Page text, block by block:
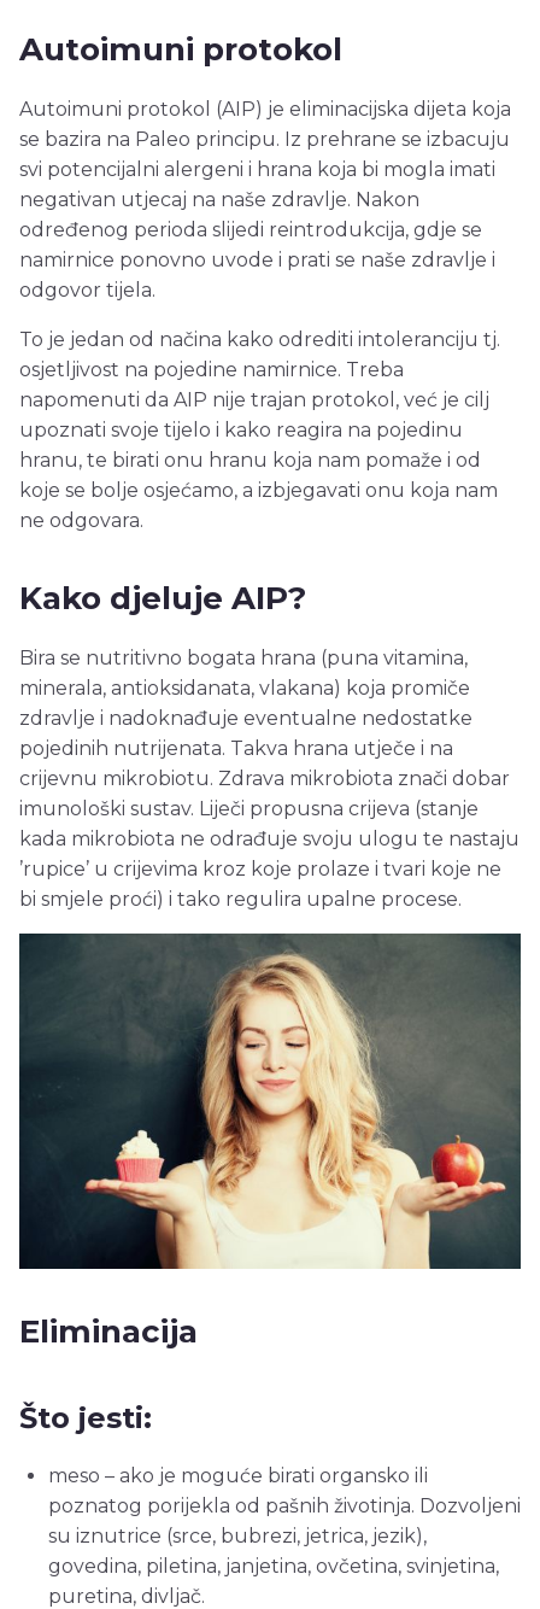
Autoimuni protokol
Autoimuni protokol (AIP) je eliminacijska dijeta koja
se bazira na Paleo principu. Iz prehrane se izbacuju
svi potencijalni alergeni i hrana koja bi mogla imati
negativan utjecaj na naše zdravlje. Nakon
određenog perioda slijedi reintrodukcija, gdje se
namirnice ponovno uvode i prati se naše zdravlje i
odgovor tijela.
To je jedan od načina kako odrediti intoleranciju tj.
osjetljivost na pojedine namirnice. Treba
napomenuti da AIP nije trajan protokol, već je cilj
upoznati svoje tijelo i kako reagira na pojedinu
hranu, te birati onu hranu koja nam pomaže i od
koje se bolje osjećamo, a izbjegavati onu koja nam
ne odgovara.
Kako djeluje AIP?
Bira se nutritivno bogata hrana (puna vitamina,
minerala, antioksidanata, vlakana) koja promiče
zdravlje i nadoknađuje eventualne nedostatke
pojedinih nutrijenata. Takva hrana utječe i na
crijevnu mikrobiotu. Zdrava mikrobiota znači dobar
imunološki sustav. Liječi propusna crijeva (stanje
kada mikrobiota ne odrađuje svoju ulogu te nastaju
’rupice’ u crijevima kroz koje prolaze i tvari koje ne
bi smjele proći) i tako regulira upalne procese.
Eliminacija
Što jesti:
meso – ako je moguće birati organsko ili
poznatog porijekla od pašnih životinja. Dozvoljeni
su iznutrice (srce, bubrezi, jetrica, jezik),
govedina, piletina, janjetina, ovčetina, svinjetina,
puretina, divljač.